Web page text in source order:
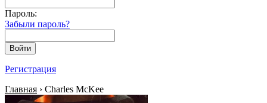
Пароль:
Забыли пароль?
Войти
Регистрация
Главная › Charles McKee